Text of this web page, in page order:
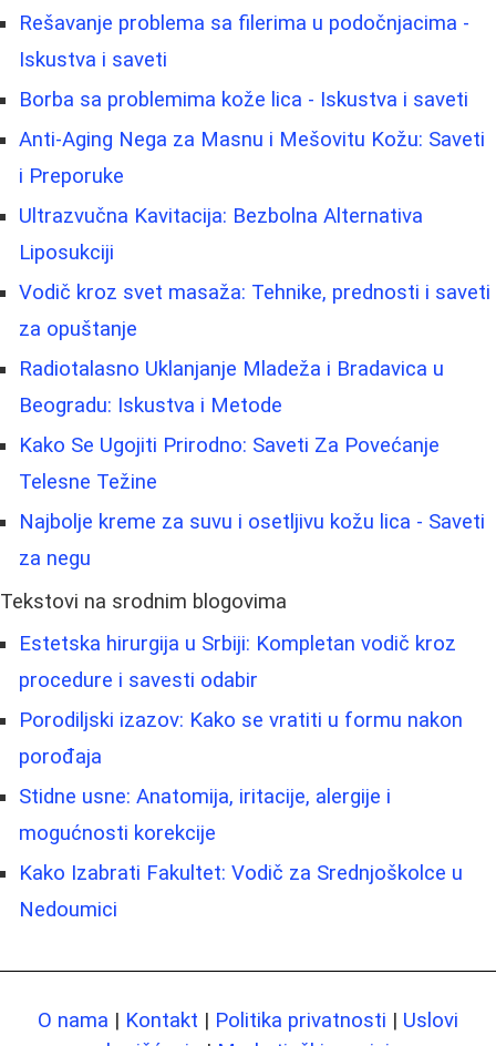
Rešavanje problema sa filerima u podočnjacima -
Iskustva i saveti
Borba sa problemima kože lica - Iskustva i saveti
Anti-Aging Nega za Masnu i Mešovitu Kožu: Saveti
i Preporuke
Ultrazvučna Kavitacija: Bezbolna Alternativa
Liposukciji
Vodič kroz svet masaža: Tehnike, prednosti i saveti
za opuštanje
Radiotalasno Uklanjanje Mladeža i Bradavica u
Beogradu: Iskustva i Metode
Kako Se Ugojiti Prirodno: Saveti Za Povećanje
Telesne Težine
Najbolje kreme za suvu i osetljivu kožu lica - Saveti
za negu
Tekstovi na srodnim blogovima
Estetska hirurgija u Srbiji: Kompletan vodič kroz
procedure i savesti odabir
Porodiljski izazov: Kako se vratiti u formu nakon
porođaja
Stidne usne: Anatomija, iritacije, alergije i
mogućnosti korekcije
Kako Izabrati Fakultet: Vodič za Srednjoškolce u
Nedoumici
O nama | Kontakt | Politika privatnosti | Uslovi